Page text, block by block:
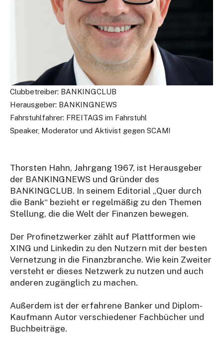
Clubbetreiber: BANKINGCLUB
Herausgeber: BANKINGNEWS
Fahrstuhlfahrer: FREITAGS im Fahrstuhl
Speaker, Moderator und Aktivist gegen SCAM!
Thorsten Hahn, Jahrgang 1967, ist Herausgeber
der BANKINGNEWS und Gründer des
BANKINGCLUB. In seinem Editorial „Quer durch
die Bank“ bezieht er regelmäßig zu den Themen
Stellung, die die Welt der Finanzen bewegen.
Der Profinetzwerker zählt auf Plattformen wie
XING und Linkedin zu den Nutzern mit der besten
Vernetzung in die Finanzbranche. Wie kein Zweiter
versteht er dieses Netzwerk zu nutzen und auch
anderen zugänglich zu machen.
Außerdem ist der erfahrene Banker und Diplom-
Kaufmann Autor verschiedener Fachbücher und
Buchbeiträge.